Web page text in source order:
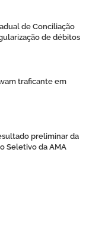
de Conciliação
de débitos
traficante em
preliminar da
Seletivo da AMA